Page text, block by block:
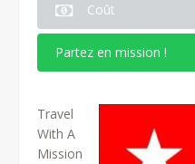
Coût
Partez en mission !
Travel
With A
Mission